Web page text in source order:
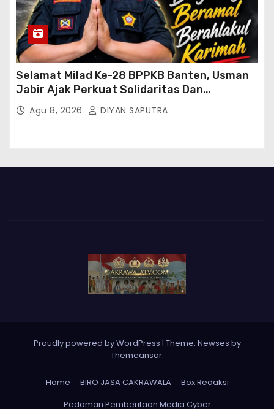
Selamat Milad Ke-28 BPPKB Banten, Usman
Jabir Ajak Perkuat Solidaritas Dan
Kebersamaan
Agu 8, 2026 DIYAN SAPUTRA
Proudly powered by WordPress | Theme: Newses by
Themeansar.
Home BIRO JASA CAKRAWALA
Box Redaksi
Pedoman Pemberitaan Media Cyber